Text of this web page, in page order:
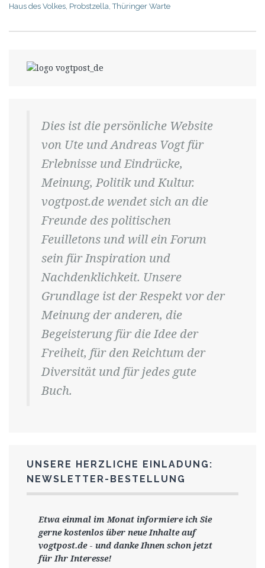
Haus des Volkes, Probstzella,Thüringer Warte
Dies ist die persönliche Website
von Ute und Andreas Vogt für
Erlebnisse und Eindrücke,
Meinung, Politik und Kultur.
vogtpost.de wendet sich an die
Freunde des politischen
Feuilletons und will ein Forum
sein für Inspiration und
Nachdenklichkeit. Unsere
Grundlage ist der Respekt vor der
Meinung der anderen, die
Begeisterung für die Idee der
Freiheit, für den Reichtum der
Diversität und für jedes gute
Buch.
UNSERE HERZLICHE EINLADUNG:
NEWSLETTER-BESTELLUNG
Etwa einmal im Monat informiere ich Sie
gernekostenlos über neue Inhalte auf
vogtpost.de- und danke Ihnen schon jetzt
für Ihr Interesse!